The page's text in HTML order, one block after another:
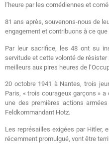
l’heure par les comédiennes et
81 ans après, souvenons-nous de
engagement et contribuons à ce
Par leur sacrifice, les 48 ont su
servitude et cette volonté de résister
meilleurs aux pires heures de
20 octobre 1941 à Nantes, trois
Paris, « trois courageux garçons »
une des premières actions
Feldkommandant Hotz.
Les représailles exigées par Hitler,
récemment promulgué, vont être